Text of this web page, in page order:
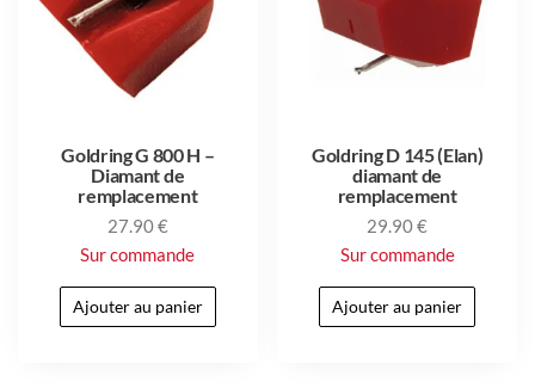
Goldring G 800 H –
Diamant de
remplacement
27.90€
Sur commande
Ajouter au panier
Goldring D 145 (Elan)
diamant de
remplacement
29.90€
Sur commande
Ajouter au panier